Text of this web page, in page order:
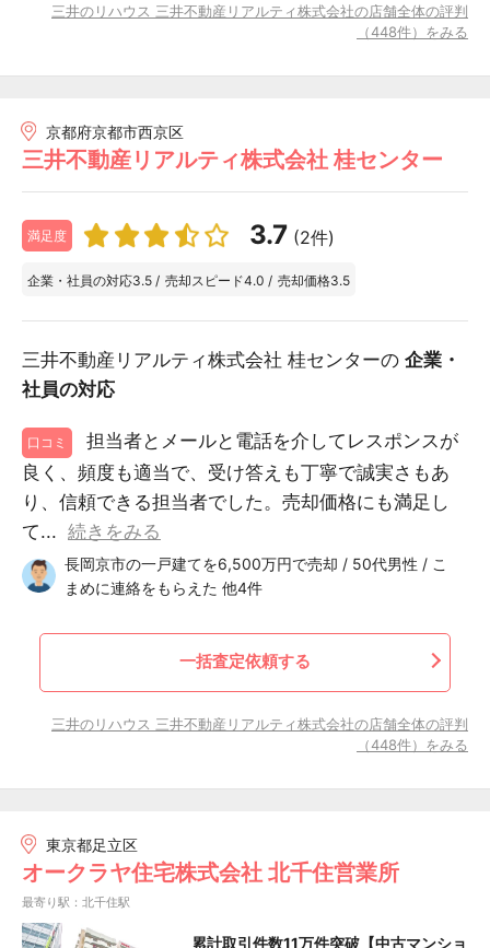
三井のリハウス 三井不動産リアルティ株式会社の店舗全体の評判
（448件）をみる
京都府京都市西京区
三井不動産リアルティ株式会社 桂センター
満足度 3.7 (2件)
企業・社員の対応3.5 / 売却スピード4.0 / 売却価格3.5
三井不動産リアルティ株式会社 桂センターの 企業・
社員の対応
口コミ
担当者とメールと電話を介してレスポンスが
良く、頻度も適当で、受け答えも丁寧で誠実さもあ
り、信頼できる担当者でした。売却価格にも満足し
て... 続きをみる
長岡京市の一戸建てを6,500万円で売却 / 50代男性 / こ
まめに連絡をもらえた 他4件
一括査定依頼する
三井のリハウス 三井不動産リアルティ株式会社の店舗全体の評判
（448件）をみる
東京都足立区
オークラヤ住宅株式会社 北千住営業所
最寄り駅：北千住駅
累計取引件数11万件突破【中古マンショ